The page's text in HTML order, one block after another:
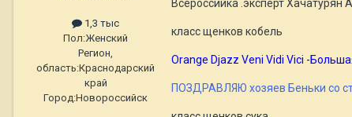
1,3 тыс
Пол:Женский
Регион,
область:Краснодарский
край
Город:Новороссийск
Всероссийка .эксперт Хачатурян А.
класс щенков кобель
Orange Djazz Veni Vidi Vici -
ПОЗДРАВЛЯЮ хозяев Беньки со